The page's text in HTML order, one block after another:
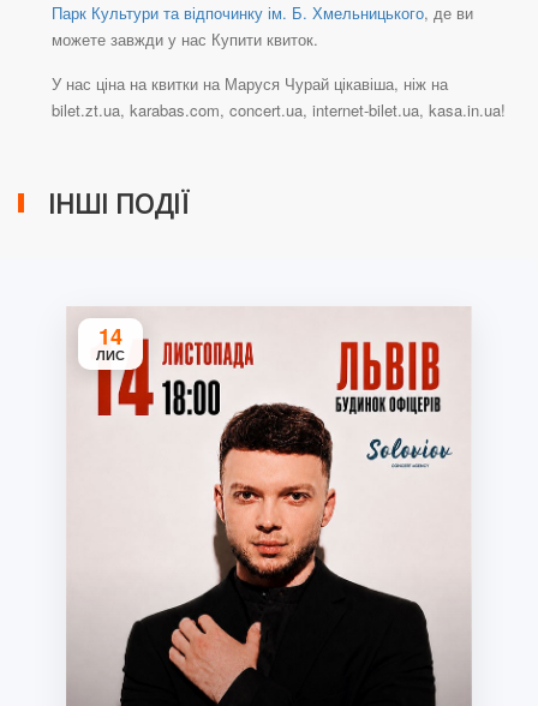
Парк Культури та відпочинку ім. Б. Хмельницького, де ви
можете завжди у нас Купити квиток.
У нас ціна на квитки на Маруся Чурай цікавіша, ніж на
bilet.zt.ua, karabas.com, concert.ua, internet-bilet.ua, kasa.in.ua!
ІНШІ ПОДІЇ
14
ЛИС